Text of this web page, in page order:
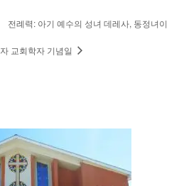
전례력: 아기 예수의 성녀 데레사, 동정녀이
자 교회학자 기념일